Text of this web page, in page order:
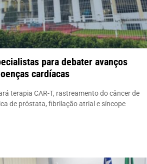
para debater avanços
cardíacas
terapia CAR-T, rastreamento do câncer de
de próstata, fibrilação atrial e síncope